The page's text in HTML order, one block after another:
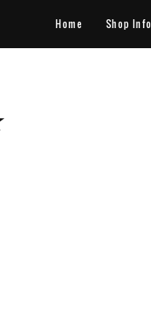
Home Shop Info